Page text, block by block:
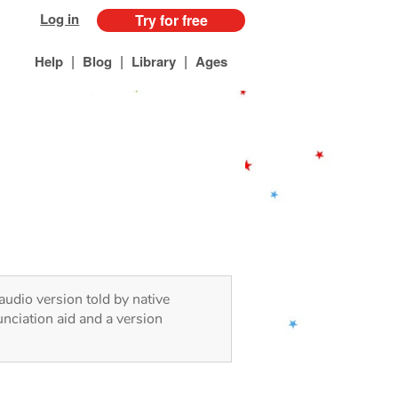
Log in Try for free
Help | Blog | Library | Ages
version told by native
aid and a version